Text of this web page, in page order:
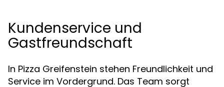
Kundenservice und
Gastfreundschaft
In Pizza Greifenstein stehen Freundlichkeit und
Service im Vordergrund. Das Team sorgt